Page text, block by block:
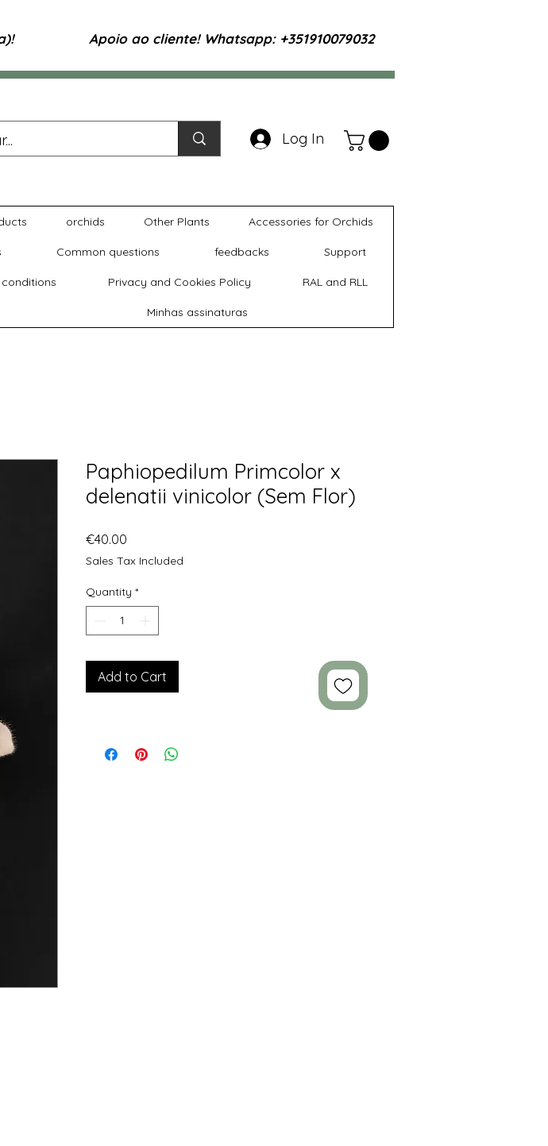
Apoio ao cliente! Whatsapp: +351910079032
Log In
orchids Other Plants Accessories for Orchids
Common questions feedbacks Support
Privacy and Cookies Policy RAL and RLL
Minhas assinaturas
Paphiopedilum Primcolor x
delenatii vinicolor (Sem Flor)
€40.00
Sales Tax Included
Quantity *
Add to Cart